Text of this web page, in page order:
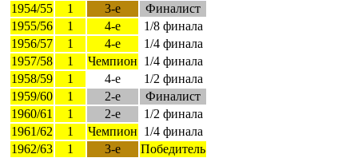
1954/55
1 3-е
Финалист
1955/56
1 4-е
1/8 финала
1956/57
1 4-е
1/4 финала
1957/58
1 Чемпион 1/4 финала
1958/59
1 4-е
1/2 финала
1959/60
1 2-е
Финалист
1960/61
1 2-е
1/2 финала
1961/62
1 Чемпион 1/4 финала
1962/63
1 3-е
Победитель